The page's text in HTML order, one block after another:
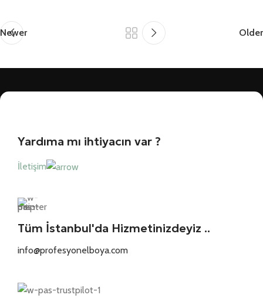
Newer Older
Yardıma mı ihtiyacın var ?
İletişim
Tüm İstanbul'da Hizmetinizdeyiz ..
info@profesyonelboya.com